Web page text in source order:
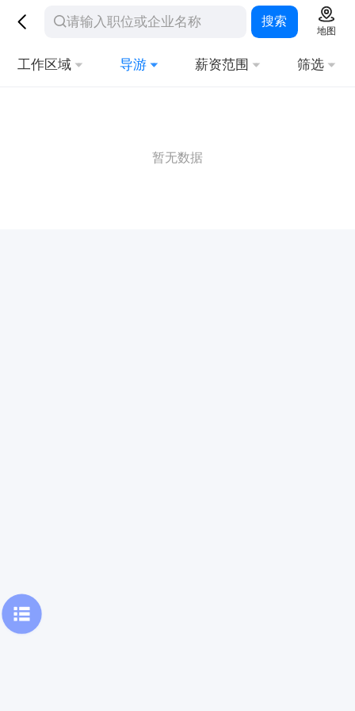
搜索
地图
工作区域 导游 薪资范围 筛选
暂无数据